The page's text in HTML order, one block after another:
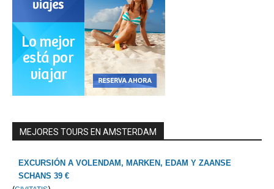
MEJORES TOURS EN AMSTERDAM
EXCURSIÓN A VOLENDAM, MARKEN, EDAM Y ZAANSE
SCHANS 39 €